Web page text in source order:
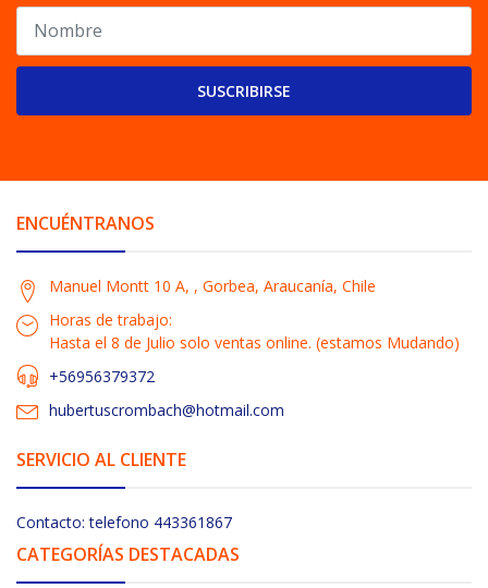
SUSCRIBIRSE
ENCUÉNTRANOS
Manuel Montt 10 A, , Gorbea, Araucanía, Chile
Horas de trabajo:
Hasta el 8 de Julio solo ventas online. (estamos Mudando)
+56956379372
hubertuscrombach@hotmail.com
SERVICIO AL CLIENTE
Contacto: telefono 443361867
CATEGORÍAS DESTACADAS